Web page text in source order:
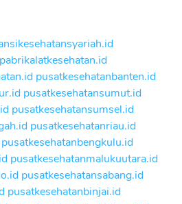
pabrikalatkesehatan.id
pusatkesehatanbanten.id
pusatkesehatansumut.id
pusatkesehatansumsel.id
pusatkesehatanriau.id
pusatkesehatanbengkulu.id
pusatkesehatanmalukuutara.id
pusatkesehatansabang.id
pusatkesehatanbinjai.id